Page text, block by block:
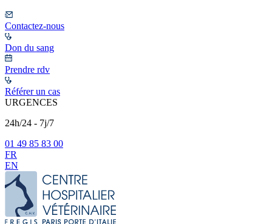
Contactez-nous
Don du sang
Prendre rdv
Référer un cas
URGENCES
24h/24 - 7j/7
01 49 85 83 00
FR
EN